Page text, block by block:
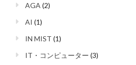
AGA (2)
AI (1)
IN MIST (1)
IT・コンピューター (3)